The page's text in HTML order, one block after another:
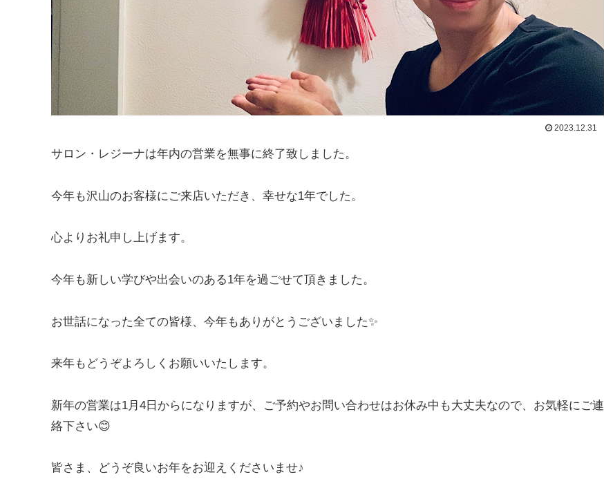
2023.12.31
サロン・レジーナは年内の営業を無事に終了致しました。
今年も沢山のお客様にご来店いただき、幸せな1年でした。
心よりお礼申し上げます。
今年も新しい学びや出会いのある1年を過ごせて頂きました。
お世話になった全ての皆様、今年もありがとうございました✨
来年もどうぞよろしくお願いいたします。
新年の営業は1月4日からになりますが、ご予約やお問い合わせはお休み中も大丈夫なので、お気軽にご連
絡下さい😊
皆さま、どうぞ良いお年をお迎えくださいませ♪